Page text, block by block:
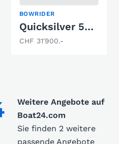
BOWRIDER
Quicksilver 555 Bowrider
CHF 31'900.-
Weitere Angebote auf
Boat24.com
Sie finden 2 weitere
passende Angebote